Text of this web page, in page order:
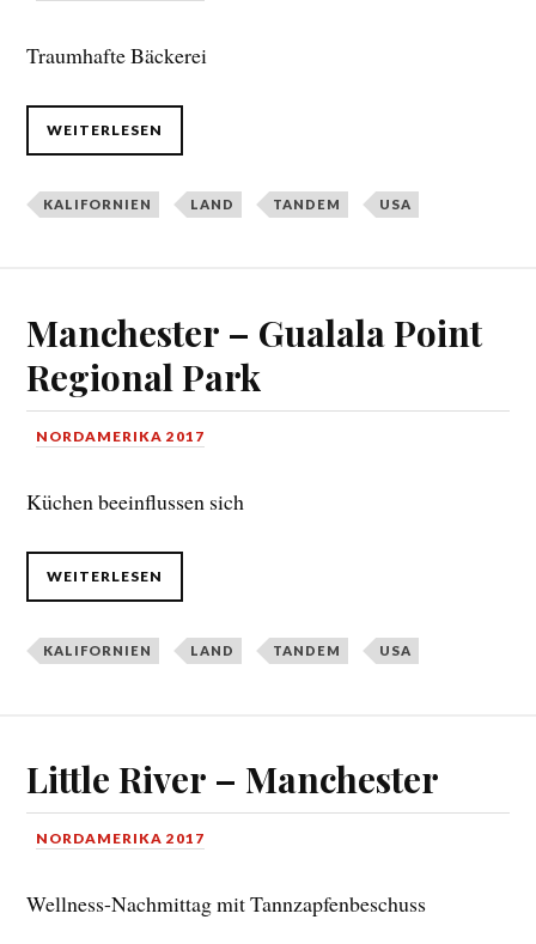
Traumhafte Bäckerei
WEITERLESEN
KALIFORNIEN LAND TANDEM USA
Manchester – Gualala Point
Regional Park
NORDAMERIKA 2017
Küchen beeinflussen sich
WEITERLESEN
KALIFORNIEN LAND TANDEM USA
Little River – Manchester
NORDAMERIKA 2017
Wellness-Nachmittag mit Tannzapfenbeschuss